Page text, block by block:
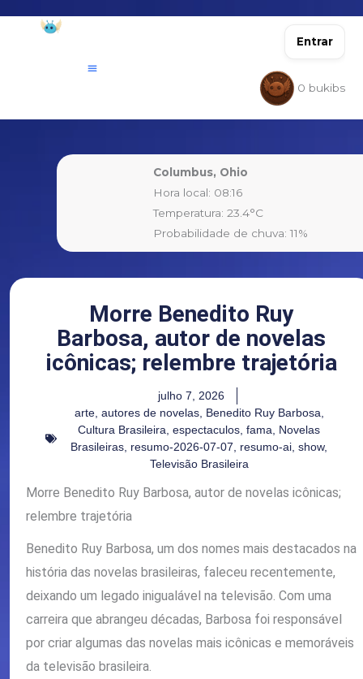
Entrar
0 bukibs
Columbus, Ohio
Hora local: 08:16
Temperatura: 23.4°C
Probabilidade de chuva: 11%
Morre Benedito Ruy
Barbosa, autor de novelas
icônicas; relembre trajetória
julho 7, 2026
arte, autores de novelas, Benedito Ruy Barbosa
Cultura Brasileira espectaculos fama
Novelas
Brasileiras resumo-2026-07-07 resumo-ai show,
Televisão Brasileira
Morre Benedito Ruy Barbosa, autor de novelas icônicas;
relembre trajetória
Benedito Ruy Barbosa, um dos nomes mais destacados na
história das novelas brasileiras, faleceu recentemente,
deixando um legado inigualável na televisão. Com uma
carreira que abrangeu décadas, Barbosa foi responsável
por criar algumas das novelas mais icônicas e memoráveis
da televisão brasileira.